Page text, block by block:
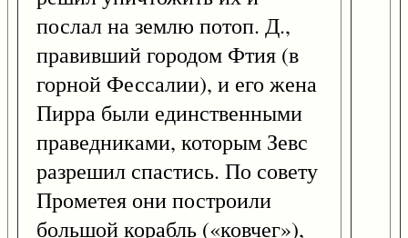
послал на землю потоп. Д.,
правивший городом Фтия (в
горной Фессалии), и его жена
Пирра были единственными
праведниками, которым Зевс
разрешил спастись. По совету
Прометея они построили
большой корабль («ковчег»),